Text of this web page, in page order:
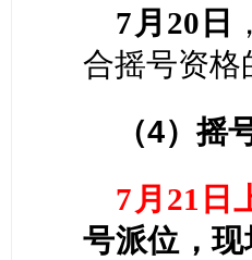
7月 20 日
合摇号资格
（4）摇
7月 21 日
号派位，